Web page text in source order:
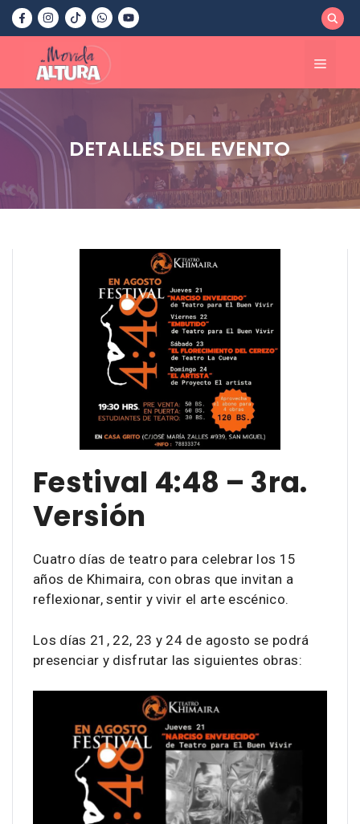
Saltar
contenido
Menú
DETALLES DEL EVENTO
Festival 4:48 – 3ra.
Versión
Cuatro días de teatro para celebrar los 15
años de Khimaira, con obras que invitan a
reflexionar, sentir y vivir el arte escénico.
Los días 21, 22, 23 y 24 de agosto se podrá
presenciar y disfrutar las siguientes obras: